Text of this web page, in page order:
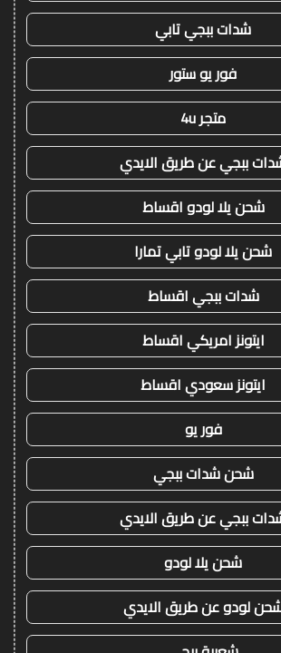
شدات ببجي تابي
فور يو ستور
متجر 4u
ببجي عن طريق الايدي
شحن يلا لودو اقساط
شحن يلا لودو تابي تمارا
شدات ببجي اقساط
ايتونز امريكي اقساط
ايتونز سعودي اقساط
فور يو
شحن شدات ببجي
ببجي عن طريق الايدي
شحن يلا لودو
لودو عن طريق الايدي